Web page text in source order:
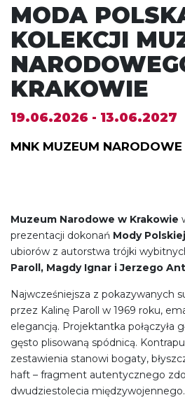
MODA
KOLEKCJI
KRAKOWIE
19.06.2026 - 13.06.2027
MNK MUZEUM
Muzeum Narodowe w Krakowie
prezentacji dokonań Mody Polskiej
ubiorów z autorstwa trójki
Paroll, Magdy Ignar i Jerzego
Najwcześniejsza z pokazywanych
przez Kalinę Paroll w 1969 roku,
elegancją. Projektantka połączyła
gęsto plisowaną spódnicą.
zestawienia stanowi bogaty,
haft – fragment autentycznego
dwudziestolecia